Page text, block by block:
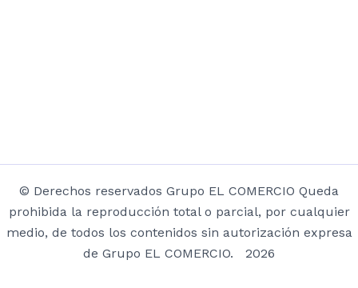
© Derechos reservados Grupo EL COMERCIO Queda
prohibida la reproducción total o parcial, por cualquier
medio, de todos los contenidos sin autorización expresa
de Grupo EL COMERCIO. 2026